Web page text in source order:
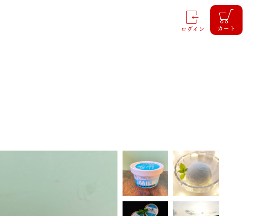
ログイン カート